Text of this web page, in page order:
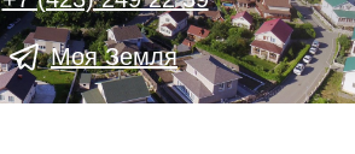
Моя Земля